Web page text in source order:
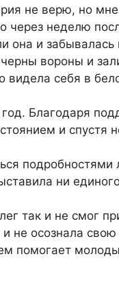
не верю, но мне
через неделю
она и забывалась
вороны и
видела себя в
год. Благодаря
и спустя
ни
так и не смог
не осознала
помогает